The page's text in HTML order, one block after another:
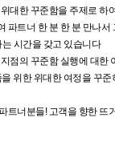
대한 꾸준함을 주제로 하
파트너 한 분 한 분 만나서
시간을 갖고 있습니다
점의 꾸준함 실행에 대한
위한 위대한 여정을 꾸
트너분들! 고객을 향한 뜨